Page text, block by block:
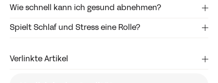
große Rolle.
‍Ja. Mit gesunder Ernährung, Bewegung und der
richtigen Unterstützung.
Wie schnell kann ich gesund abnehmen?
Etwa 0,5 bis 1 kg pro Woche gilt als nachhaltig.
Spielt Schlaf und Stress eine Rolle?
Appetit führen.
Verlinkte Artikel